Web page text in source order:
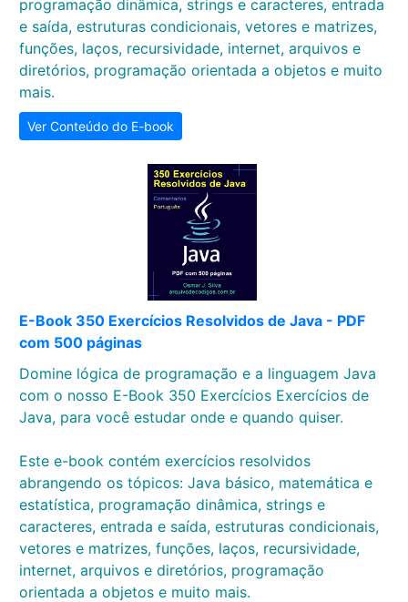
programação dinâmica, strings e caracteres, entrada
e saída, estruturas condicionais, vetores e matrizes,
funções, laços, recursividade, internet, arquivos e
diretórios, programação orientada a objetos e muito
mais.
Ver Conteúdo do E-book
E-Book 350 Exercícios Resolvidos de Java - PDF
com 500 páginas
Domine lógica de programação e a linguagem Java
com o nosso E-Book 350 Exercícios Exercícios de
Java, para você estudar onde e quando quiser.
Este e-book contém exercícios resolvidos
abrangendo os tópicos: Java básico, matemática e
estatística, programação dinâmica, strings e
caracteres, entrada e saída, estruturas condicionais,
vetores e matrizes, funções, laços, recursividade,
internet, arquivos e diretórios, programação
orientada a objetos e muito mais.